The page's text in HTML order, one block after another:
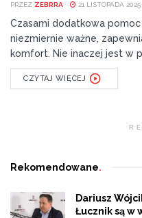
PRZEZ ZEBRRA 21 LISTOPADA 2025
Czasami dodatkowa
niezmiernie ważne,
komfort. Nie inaczej jest w
CZYTAJ WIĘCEJ
Rekomendowane.
Dariusz
Łucznik są w